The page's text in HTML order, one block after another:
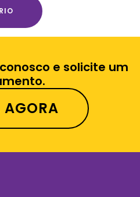
e solicite um
AGORA